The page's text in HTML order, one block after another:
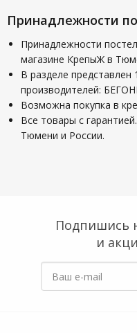
Принадлежности
Принадлежности
магазине КрепыЖ в
В разделе представлен
производителей:
Возможна покупка в
Все товары с
Тюмени и России.
Подпишись
и